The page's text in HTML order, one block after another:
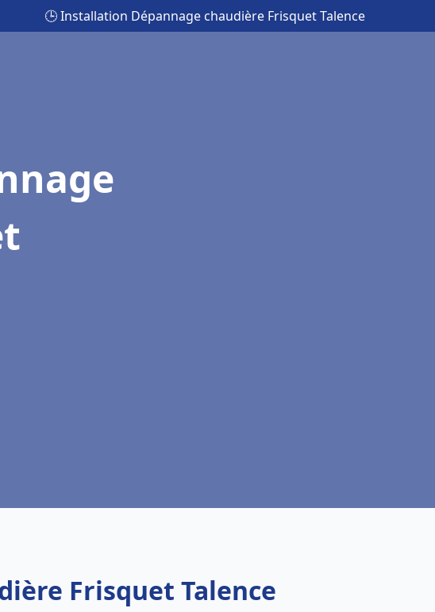
🕒 Installation Dépannage chaudière Frisquet Talence
Frisquet Talence